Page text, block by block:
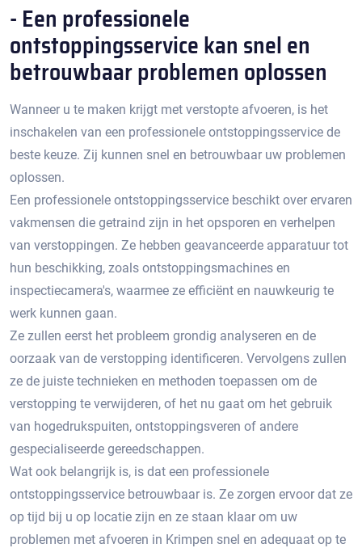
- Een professionele
ontstoppingsservice kan snel en
betrouwbaar problemen oplossen
Wanneer u te maken krijgt met verstopte afvoeren, is het
inschakelen van een professionele ontstoppingsservice de
beste keuze. Zij kunnen snel en betrouwbaar uw problemen
oplossen.​
Een professionele ontstoppingsservice beschikt over ervaren
vakmensen die getraind zijn in het opsporen en verhelpen
van verstoppingen.​ Ze hebben geavanceerde apparatuur tot
hun beschikking, zoals ontstoppingsmachines en
inspectiecamera's, waarmee ze efficiënt en nauwkeurig te
werk kunnen gaan.​
Ze zullen eerst het probleem grondig analyseren en de
oorzaak van de verstopping identificeren.​ Vervolgens zullen
ze de juiste technieken en methoden toepassen om de
verstopping te verwijderen, of het nu gaat om het gebruik
van hogedrukspuiten, ontstoppingsveren of andere
gespecialiseerde gereedschappen.
Wat ook belangrijk is, is dat een professionele
ontstoppingsservice betrouwbaar is.​ Ze zorgen ervoor dat ze
op tijd bij u op locatie zijn en ze staan klaar om uw
problemen met afvoeren in Krimpen snel en adequaat op te